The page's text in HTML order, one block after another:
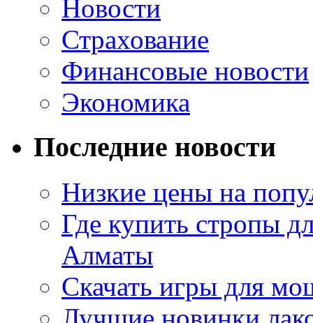
Новости
Страхование
Финансовые новости
Экономика
Последние новости
Низкие цены на
Где купить стропы
Алматы
Скачать игры для